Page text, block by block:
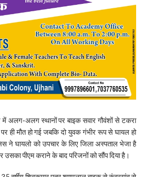
में अलग-अलग स्थानों पर बाइक सवार गौवंशों से टकरा
ही मौत हो गई जबकि दो युवक गंभीर रूप से घायल हो
ने घायलो को उपचार के लिए जिला अस्पताल भेजा है
पीएम कराने के बाद परिजनों को सौंप दिया है।